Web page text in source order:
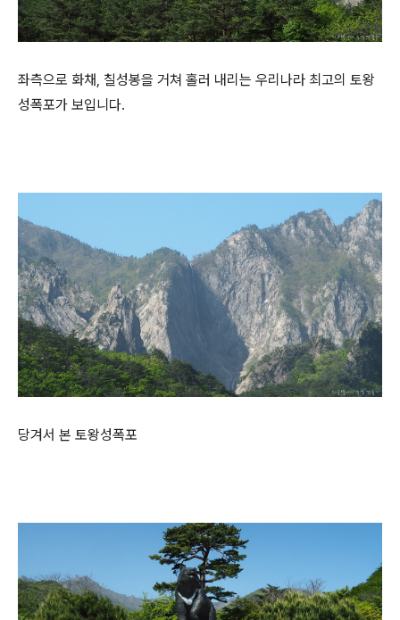
좌측으로 화채, 칠성봉을 거쳐 홀러 내리는 우리나라 최고의 토왕
성폭포가 보입니다.
당겨서 본 토왕성폭포